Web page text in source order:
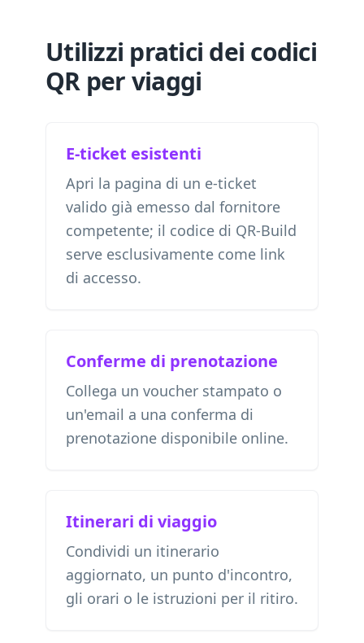
Utilizzi pratici dei codici
QR per viaggi
E-ticket esistenti
Apri la pagina di un e-ticket
valido già emesso dal fornitore
competente; il codice di QR-Build
serve esclusivamente come link
di accesso.
Conferme di prenotazione
Collega un voucher stampato o
un'email a una conferma di
prenotazione disponibile online.
Itinerari di viaggio
Condividi un itinerario
aggiornato, un punto d'incontro,
gli orari o le istruzioni per il ritiro.